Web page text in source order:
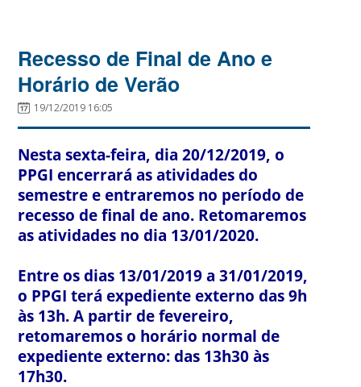
Recesso de Final de Ano e
Horário de Verão
19/12/2019 16:05
Nesta sexta-feira, dia 20/12/2019, o
PPGI encerrará as atividades do
semestre e entraremos no período de
recesso de final de ano. Retomaremos
as atividades no dia 13/01/2020.
Entre os dias 13/01/2019 a 31/01/2019,
o PPGI terá expediente externo das 9h
às 13h. A partir de fevereiro,
retomaremos o horário normal de
expediente externo: das 13h30 às
17h30.